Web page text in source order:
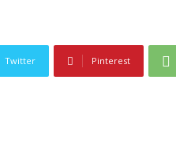
Twitter Pinterest